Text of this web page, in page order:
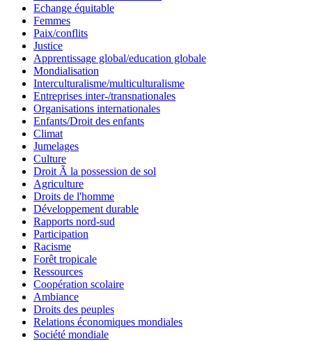
Echange équitable
Femmes
Paix/conflits
Justice
Apprentissage global/education globale
Mondialisation
Interculturalisme/multiculturalisme
Entreprises inter-/transnationales
Organisations internationales
Enfants/Droit des enfants
Climat
Jumelages
Culture
Droit Ã la possession de sol
Agriculture
Droits de l'homme
Développement durable
Rapports nord-sud
Participation
Racisme
Forêt tropicale
Ressources
Coopération scolaire
Ambiance
Droits des peuples
Relations économiques mondiales
Société mondiale